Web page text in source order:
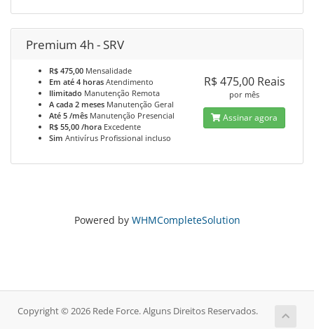
Premium 4h - SRV
R$ 475,00 Mensalidade
Em até 4 horas Atendimento
Ilimitado Manutenção Remota
A cada 2 meses Manutenção Geral
Até 5 /mês Manutenção Presencial
R$ 55,00 /hora Excedente
Sim Antivírus Profissional incluso
R$ 475,00 Reais
por mês
Assinar agora
Powered by WHMCompleteSolution
Copyright © 2026 Rede Force. Alguns Direitos Reservados.